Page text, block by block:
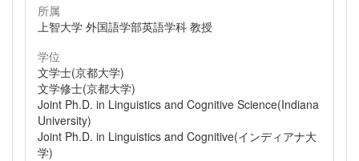
所属
上智大学 外国語学部英語学科 教授
学位
文学士(京都大学)
文学修士(京都大学)
Joint Ph.D. in Linguistics and Cognitive Science(Indiana
University)
Joint Ph.D. in Linguistics and Cognitive(インディアナ大
学)